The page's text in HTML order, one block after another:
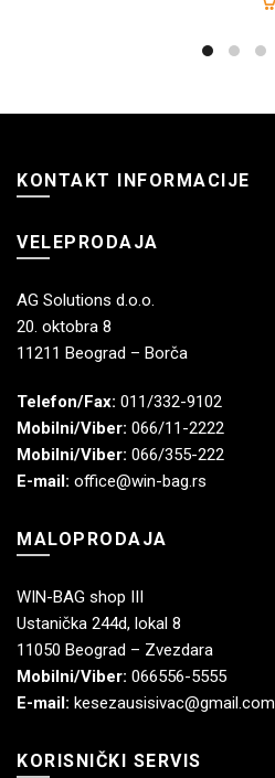
KONTAKT INFORMACIJE
VELEPRODAJA
AG Solutions d.o.o.
20. oktobra 8
11211 Beograd – Borča
Telefon/Fax: 011/332-9102
Mobilni/Viber: 066/11-2222
Mobilni/Viber: 066/355-222
E-mail: office@win-bag.rs
MALOPRODAJA
WIN-BAG shop III
Ustanička 244d, lokal 8
11050 Beograd – Zvezdara
Mobilni/Viber: 066556-5555
E-mail: kesezausisivac@gmail.com
KORISNIČKI SERVIS